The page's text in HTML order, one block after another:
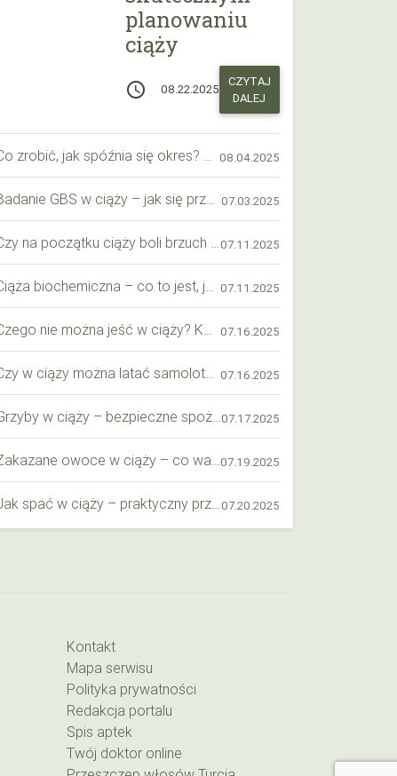
planowaniu
ciąży
access_time 08.22.2025
CZYTAJ
DALEJ
08.04.2025
07.03.2025
07.11.2025
07.11.2025
07.16.2025
07.16.2025
07.17.2025
07.19.2025
07.20.2025
Kontakt
Mapa serwisu
Polityka prywatności
Redakcja portalu
Spis aptek
Twój doktor online